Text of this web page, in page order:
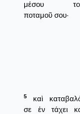
μέσου
ποταμοῦ σου·
5
καὶ
σε ἐν τάχει